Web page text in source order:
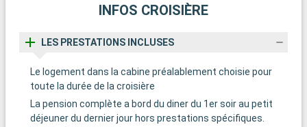
INFOS CROISIÈRE
LES PRESTATIONS INCLUSES
Le logement dans la cabine préalablement choisie pour
toute la durée de la croisière
La pension complète a bord du diner du 1er soir au petit
déjeuner du dernier jour hors prestations spécifiques.